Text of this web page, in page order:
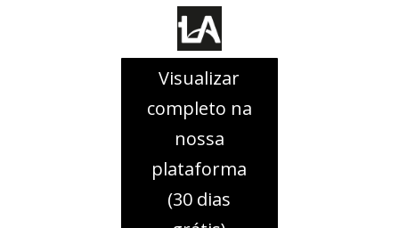
Visualizar
completo na
nossa
plataforma
(30 dias